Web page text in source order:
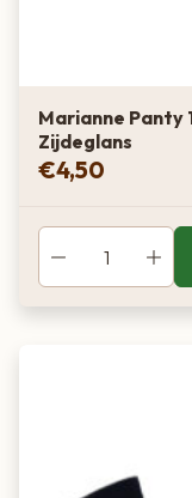
Universeel
Mokka
Donker
Warm bruin-grijs
Marianne Panty
Zijdeglans
€4,50